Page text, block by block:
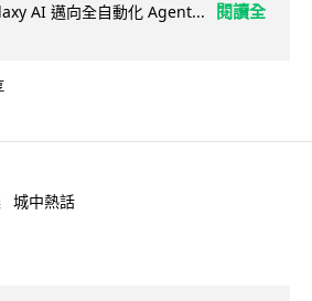
AI 邁向全自動化 Agent...
閱讀全
城中熱話